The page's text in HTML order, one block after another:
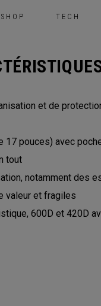
SHOP TECH
et de
pouces) avec
tout
notamment des
valeur et fragiles
600D et 420D